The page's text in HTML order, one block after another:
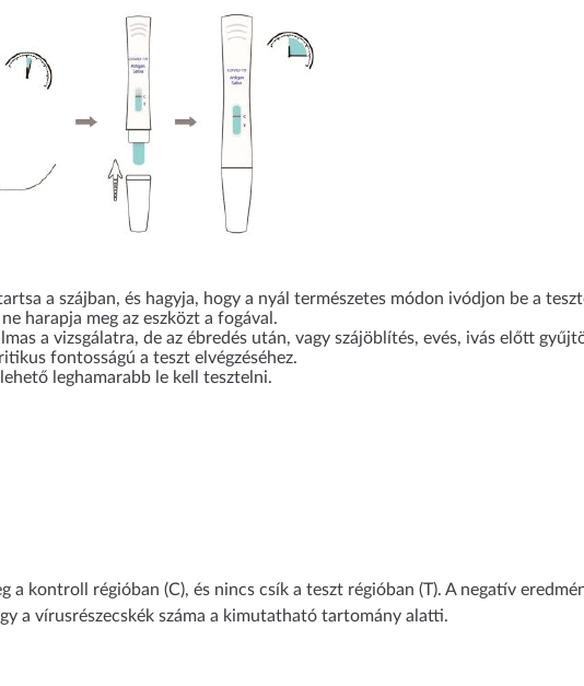
a szájban, és hagyja, hogy a nyál természetes módon ivódjon be a
harapja meg az eszközt a fogával.
a vizsgálatra, de az ébredés után, vagy szájöblítés, evés, ivás előtt
fontosságú a teszt elvégzéséhez.
leghamarabb le kell tesztelni.
a kontroll régióban (C), és nincs csík a teszt régióban (T). A negatív
a vírusrészecskék száma a kimutatható tartomány alatti.